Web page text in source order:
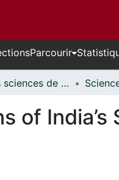
Parcourir
Faculté des sciences de la santé // Faculty of Health Sciences
of India’s